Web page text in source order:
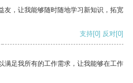
友，让我能够随时随地学习新知识，拓宽
支持[0] 反对[0]
满足我所有的工作需求，让我能够在工作